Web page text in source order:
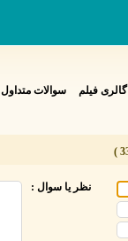
گالری فیلم سوالات متداول
نظر یا سوال :